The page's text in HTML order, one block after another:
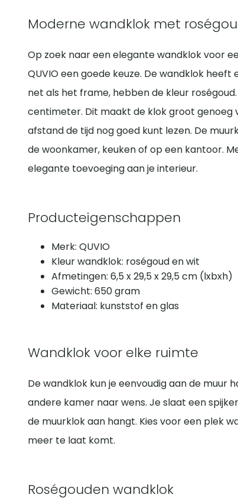
Moderne wandklok met
Op zoek naar een elegante wandklok voor
QUVIO een goede keuze. De wandklok
net als het frame, hebben de kleur
centimeter. Dit maakt de klok groot genoeg
afstand de tijd nog goed kunt lezen. De
de woonkamer, keuken of op een kantoor.
elegante toevoeging aan je interieur.
Producteigenschappen
Merk: QUVIO
Kleur wandklok: roségoud en wit
Afmetingen: 6,5 x 29,5 x 29,5 cm (lxbxh)
Gewicht: 650 gram
Materiaal: kunststof en glas
Wandklok voor elke ruimte
De wandklok kun je eenvoudig aan de muur
andere kamer naar wens. Je slaat een
de muurklok aan hangt. Kies voor een plek
meer te laat komt.
Roségouden wandklok